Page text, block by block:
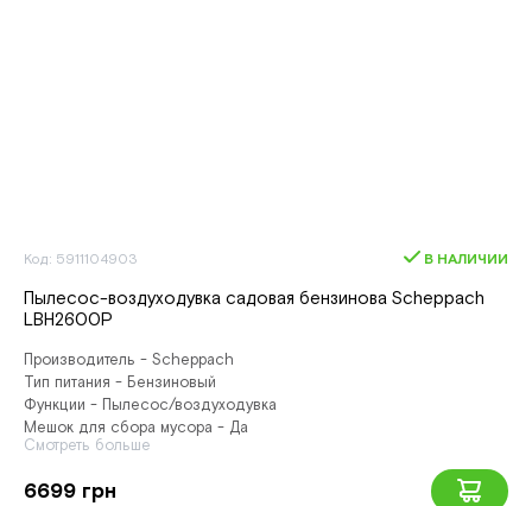
Код: 5911104903 В НАЛИЧИИ
Пылесос-воздуходувка садовая бензинова Scheppach
LBH2600P
Производитель - Scheppach
Тип питания - Бензиновый
Функции - Пылесос/воздуходувка
Мешок для сбора мусора - Да
Смотреть больше
6699 грн